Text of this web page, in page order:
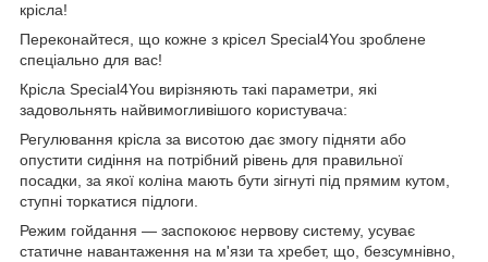
крісла!
Переконайтеся, що кожне з крісел Special4You зроблене
спеціально для вас!
Крісла Special4You вирізняють такі параметри, які
задовольнять найвимогливішого користувача:
Регулювання крісла за висотою дає змогу підняти або
опустити сидіння на потрібний рівень для правильної
посадки, за якої коліна мають бути зігнуті під прямим кутом,
ступні торкатися підлоги.
Режим гойдання — заспокоює нервову систему, усуває
статичне навантаження на м'язи та хребет, що, безсумнівно,